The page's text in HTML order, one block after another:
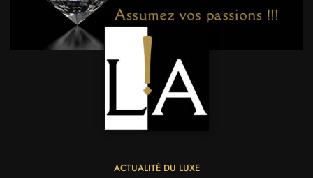
ACTUALITÉ DU LUXE